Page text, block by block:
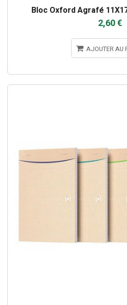
Bloc Oxford Agrafé
2,60 €
AJOUTER AU